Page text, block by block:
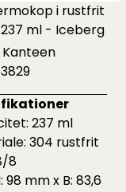
i rustfrit
ml - Iceberg
Kanteen
237 ml
304 rustfrit
8
98 mm x B: 83,6